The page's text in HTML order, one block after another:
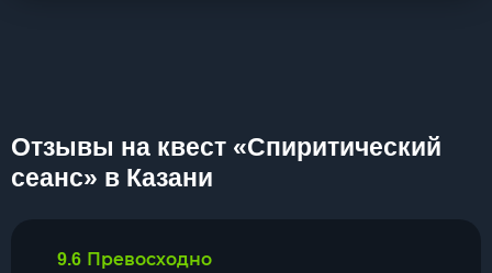
Отзывы на квест «Спиритический
сеанс» в Казани
9.6 Превосходно